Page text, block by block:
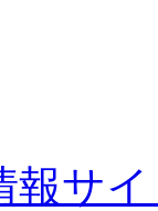
報サ